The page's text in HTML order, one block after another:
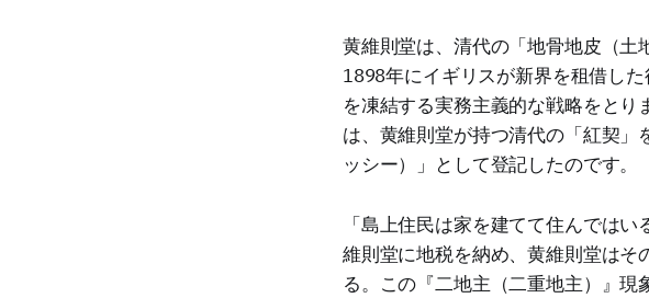
黄維則堂は、清代の「地骨地皮（土
1898年にイギリスが新界を租借し
を凍結する実務主義的な戦略をと
は、黄維則堂が持つ清代の「紅契
ッシー）」として登記したのです。
「島上住民は家を建てて住んでは
維則堂に地税を納め、黄維則堂はそ
る。この『二地主（二重地主）』